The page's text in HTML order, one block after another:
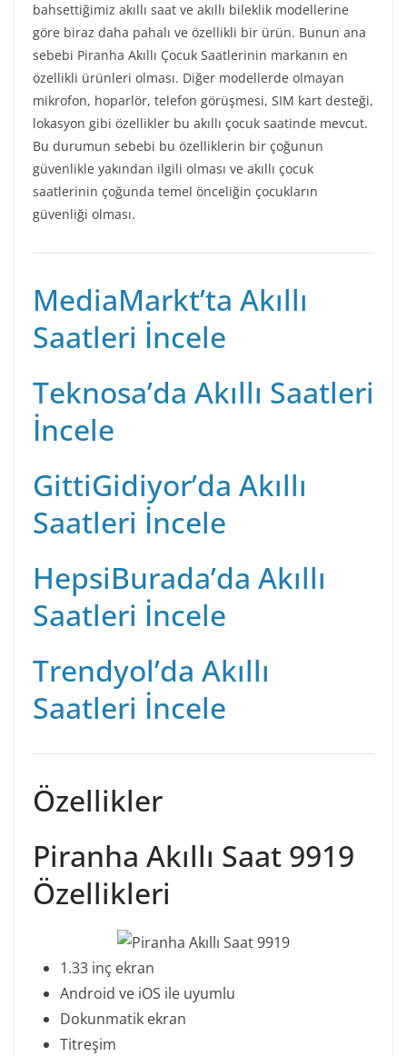
bahsettiğimiz akıllı saat ve akıllı bileklik modellerine
göre biraz daha pahalı ve özellikli bir ürün. Bunun ana
sebebi Piranha Akıllı Çocuk Saatlerinin markanın en
özellikli ürünleri olması. Diğer modellerde olmayan
mikrofon, hoparlör, telefon görüşmesi, SIM kart desteği,
lokasyon gibi özellikler bu akıllı çocuk saatinde mevcut.
Bu durumun sebebi bu özelliklerin bir çoğunun
güvenlikle yakından ilgili olması ve akıllı çocuk
saatlerinin çoğunda temel önceliğin çocukların
güvenliği olması.
MediaMarkt’ta Akıllı
Saatleri İncele
Teknosa’da Akıllı Saatleri
İncele
GittiGidiyor’da Akıllı
Saatleri İncele
HepsiBurada’da Akıllı
Saatleri İncele
Trendyol’da Akıllı
Saatleri İncele
Özellikler
Piranha Akıllı Saat 9919
Özellikleri
1.33 inç ekran
Android ve iOS ile uyumlu
Dokunmatik ekran
Titreşim